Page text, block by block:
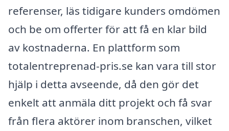
referenser, läs tidigare kunders omdömen
och be om offerter för att få en klar bild
av kostnaderna. En plattform som
totalentreprenad-pris.se kan vara till stor
hjälp i detta avseende, då den gör det
enkelt att anmäla ditt projekt och få svar
från flera aktörer inom branschen, vilket